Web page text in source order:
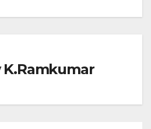
K.Ramkumar